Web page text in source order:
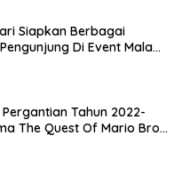
Siapkan Berbagai
Di Event Malam
Tahun 2022-
The Quest Of Mario Bros